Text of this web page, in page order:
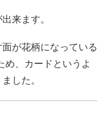
来ます。
が花柄になっている
め、カードというよ
した。